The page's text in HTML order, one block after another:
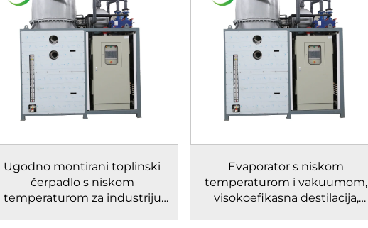
Ugodno montirani toplinski
čerpadlo s niskom
temperaturom za industriju
Evaporator s niskom
temperaturom i vakuumom,
visokoefikasna destilacija,